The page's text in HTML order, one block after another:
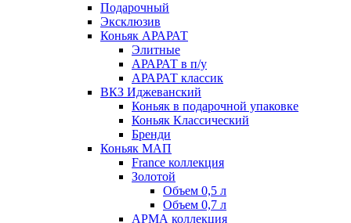
Подарочный
Эксклюзив
Коньяк АРАРАТ
Элитные
АРАРАТ в п/у
АРАРАТ классик
ВКЗ Иджеванский
Коньяк в подарочной упаковке
Коньяк Классический
Бренди
Коньяк МАП
France коллекция
Золотой
Объем 0,5 л
Объем 0,7 л
АРМА коллекция